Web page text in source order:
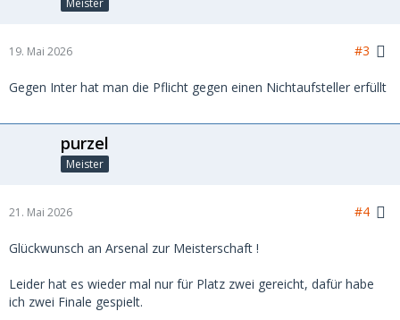
19. Mai 2026 #3
Gegen Inter hat man die Pflicht gegen einen Nichtaufsteller erfüllt
purzel
Meister
21. Mai 2026 #4
Glückwunsch an Arsenal zur Meisterschaft !
Leider hat es wieder mal nur für Platz zwei gereicht, dafür habe
ich zwei Finale gespielt.